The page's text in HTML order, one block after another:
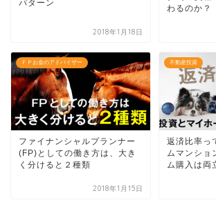
パターン
2018年1月18日
わるのか？
ＦＰお金のアドバイザー
ファイナンシャルプランナー
(FP)としての働き方は、大き
く分けると２種類
2018年1月15日
不動産投資
返済比率っ
ムマンショ
ム購入は両